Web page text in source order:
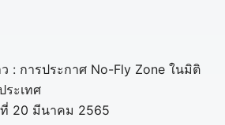
: การประกาศ No-Fly Zone ในมิติ
ระเทศ
20 มีนาคม 2565